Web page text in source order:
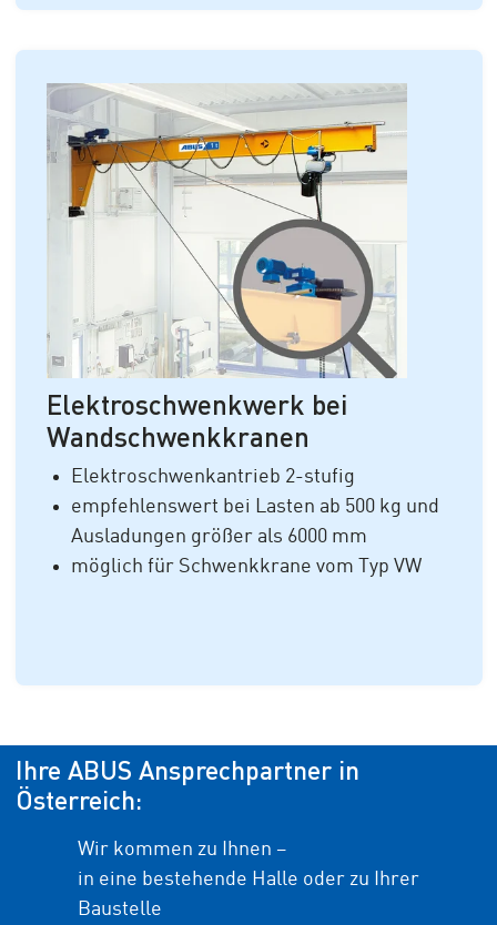
Elektroschwenkwerk bei
Wandschwenkkranen
Elektroschwenkantrieb 2-stufig
empfehlenswert bei Lasten ab 500 kg und
Ausladungen größer als 6000 mm
möglich für Schwenkkrane vom Typ VW
Ihre ABUS Ansprechpartner in
Österreich:
Wir kommen zu Ihnen –
in eine bestehende Halle oder zu Ihrer
Baustelle